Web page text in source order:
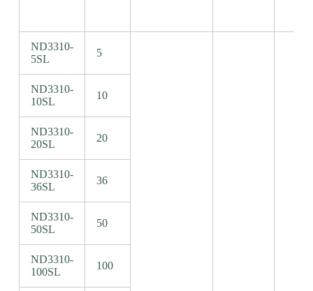
ND3310-
5SL
5
ND3310-
10SL
10
ND3310-
20SL
20
ND3310-
36SL
36
ND3310-
50SL
50
ND3310-
100SL
100